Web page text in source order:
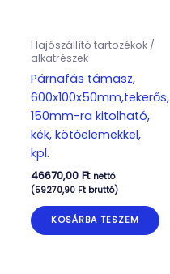
Hajószállító tartozékok /
alkatrészek
Párnafás támasz,
600x100x50mm,tekerős,
150mm-ra kitolható,
kék, kötőelemekkel,
kpl.
46670,00 Ft nettó
(59270,90 Ftbruttó)
KOSÁRBA TESZEM